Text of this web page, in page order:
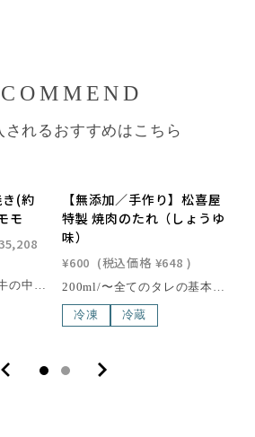
されるおすすめはこちら
(約
モ
【無添加／手作り】松喜屋
特製 焼肉のたれ（しょうゆ
味）
¥600 (税込価格 ¥648 )
冷凍 冷蔵